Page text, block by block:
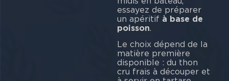
essayez de préparer
un apéritif à base de
poisson.
Le choix dépend de la
matière première
disponible : du thon
cru frais à découper et